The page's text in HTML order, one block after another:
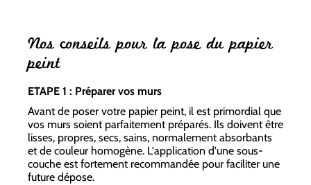
Nos conseils pour la pose du papier
peint
ETAPE 1 : Préparer vos murs
Avant de poser votre papier peint, il est primordial que
vos murs soient parfaitement préparés. Ils doivent être
lisses, propres, secs, sains, normalement absorbants
et de couleur homogène. L'application d'une sous-
couche est fortement recommandée pour faciliter une
future dépose.